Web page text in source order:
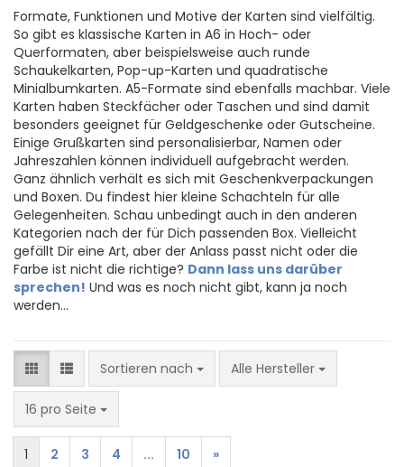
Formate, Funktionen und Motive der Karten sind vielfältig.
So gibt es klassische Karten in A6 in Hoch- oder
Querformaten, aber beispielsweise auch runde
Schaukelkarten, Pop-up-Karten und quadratische
Minialbumkarten. A5-Formate sind ebenfalls machbar. Viele
Karten haben Steckfächer oder Taschen und sind damit
besonders geeignet für Geldgeschenke oder Gutscheine.
Einige Grußkarten sind personalisierbar, Namen oder
Jahreszahlen können individuell aufgebracht werden.
Ganz ähnlich verhält es sich mit Geschenkverpackungen
und Boxen. Du findest hier kleine Schachteln für alle
Gelegenheiten. Schau unbedingt auch in den anderen
Kategorien nach der für Dich passenden Box. Vielleicht
gefällt Dir eine Art, aber der Anlass passt nicht oder die
Farbe ist nicht die richtige? Dann lass uns darüber
sprechen! Und was es noch nicht gibt, kann ja noch
werden...
Sortieren nach
Sortieren nach Alle Hersteller
16 pro Seite
pro Seite
1 2 3 4 ... 10 »